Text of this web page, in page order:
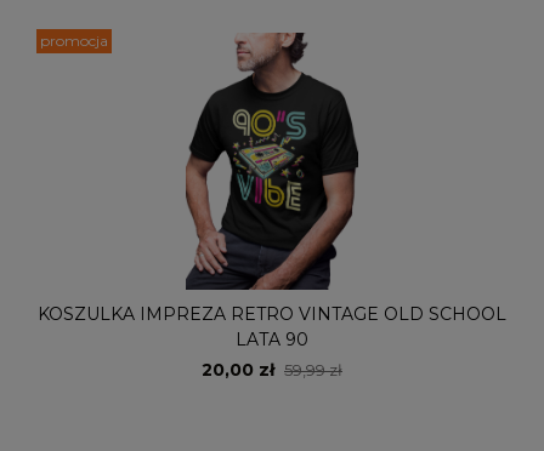
KOSZULKA IMPREZA RETRO VINTAGE OLD SCHOOL
LATA 90
20,00 zł 59,99 zł
promocja